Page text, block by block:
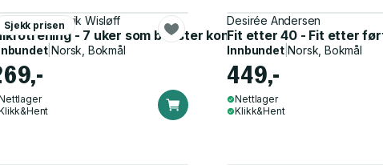
har tid til!
Sjekk prisen
R. Tari, Ulrik Wisløff
- 7 uker som booster kondis og styrke
|Norsk, Bokmål
Desirée Andersen
Fit etter 40 - Fit etter
Innbundet|Norsk, Bokmål
449,-
Nettlager
Klikk&Hent